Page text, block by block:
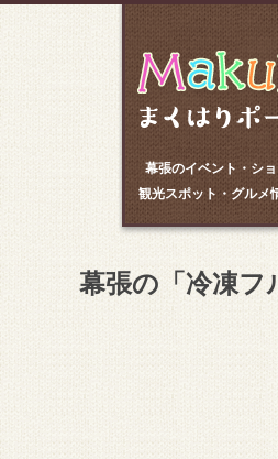
幕張のイベント・シ
観光スポット・グルメ
幕張の「冷凍フ